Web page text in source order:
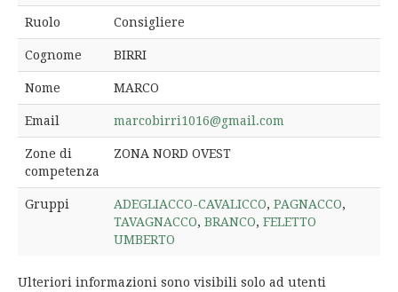
Ruolo Consigliere
Cognome BIRRI
Nome MARCO
Email marcobirri1016@gmail.com
Zone di
competenza
ZONA NORD OVEST
Gruppi ADEGLIACCO-CAVALICCO, PAGNACCO,
TAVAGNACCO, BRANCO, FELETTO
UMBERTO
Ulteriori informazioni sono visibili solo ad utenti